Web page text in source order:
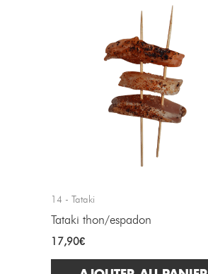
14 - Tataki
Tataki thon/espadon
17,90€